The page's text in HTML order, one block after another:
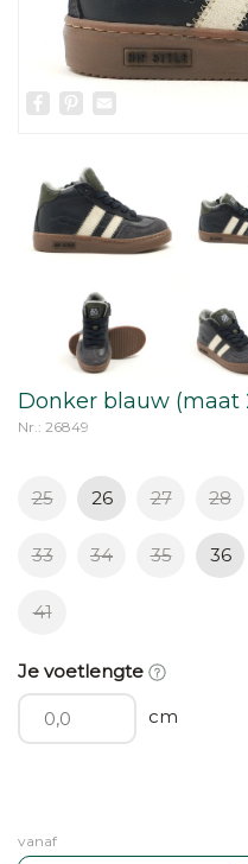
Facebook
Pinterest
Donker blauw (maat
Nr.: 26849
25 26 27 28
33 34 35 36
41
Je voetlengte
cm
vanaf